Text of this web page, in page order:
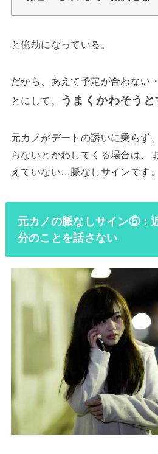
と億劫になっている。
だから、あえて予定が合わない
とにして、
うまくかわそう
元カノがデートの誘いに乗らず
らないとかわしてくる場合は、
えていない…脈なしサインです。
元カノの脈なしサイン⑤：
分のことを話さない